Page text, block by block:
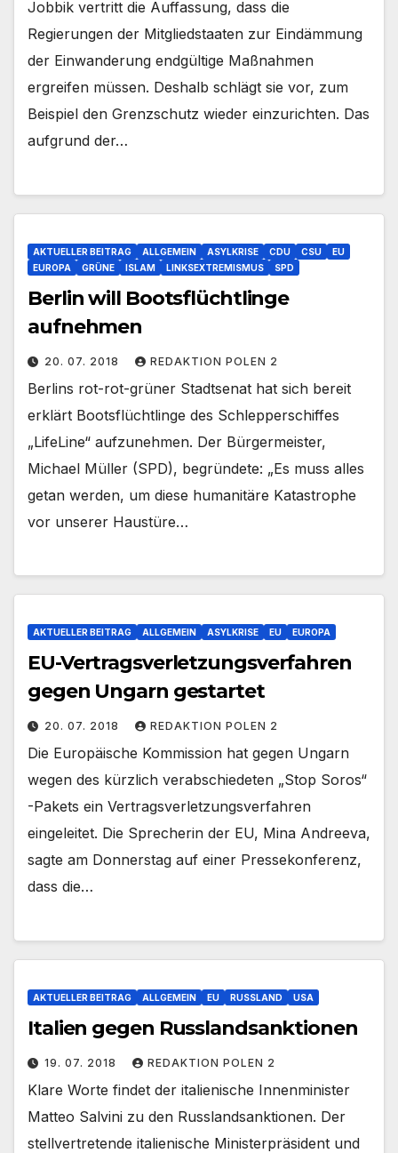
Jobbik vertritt die Auffassung, dass die
Regierungen der Mitgliedstaaten zur Eindämmung
der Einwanderung endgültige Maßnahmen
ergreifen müssen. Deshalb schlägt sie vor, zum
Beispiel den Grenzschutz wieder einzurichten. Das
aufgrund der…
AKTUELLER BEITRAG ALLGEMEIN ASYLKRISE CDU CSU
EU
EUROPA
GRÜNE ISLAM LINKSEXTREMISMUS SPD
Berlin will Bootsflüchtlinge
aufnehmen
20. 07. 2018 REDAKTION POLEN 2
Berlins rot-rot-grüner Stadtsenat hat sich bereit
erklärt Bootsflüchtlinge des Schlepperschiffes
„LifeLine“ aufzunehmen. Der Bürgermeister,
Michael Müller (SPD), begründete: „Es muss alles
getan werden, um diese humanitäre Katastrophe
vor unserer Haustüre…
AKTUELLER BEITRAG ALLGEMEIN ASYLKRISE EU EUROPA
EU-Vertragsverletzungsverfahren
gegen Ungarn gestartet
20. 07. 2018 REDAKTION POLEN 2
Die Europäische Kommission hat gegen Ungarn
wegen des kürzlich verabschiedeten „Stop Soros“
-Pakets ein Vertragsverletzungsverfahren
eingeleitet. Die Sprecherin der EU, Mina Andreeva,
sagte am Donnerstag auf einer Pressekonferenz,
dass die…
AKTUELLER BEITRAG ALLGEMEIN EU RUSSLAND USA
Italien gegen Russlandsanktionen
19. 07. 2018 REDAKTION POLEN 2
Klare Worte findet der italienische Innenminister
Matteo Salvini zu den Russlandsanktionen. Der
stellvertretende italienische Ministerpräsident und